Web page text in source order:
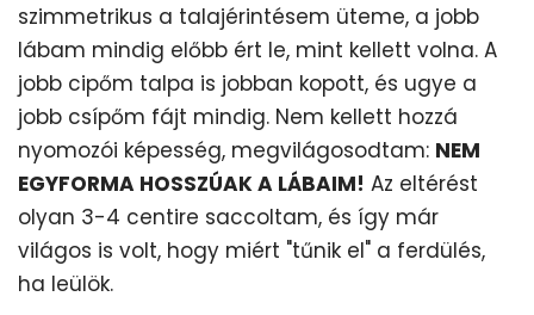
szimmetrikus a talajérintésem üteme, a jobb
lábam mindig előbb ért le, mint kellett volna. A
jobb cipőm talpa is jobban kopott, és ugye a
jobb csípőm fájt mindig. Nem kellett hozzá
nyomozói képesség, megvilágosodtam: NEM
EGYFORMA HOSSZÚAK A LÁBAIM! Az eltérést
olyan 3-4 centire saccoltam, és így már
világos is volt, hogy miért "tűnik el" a ferdülés,
ha leülök.